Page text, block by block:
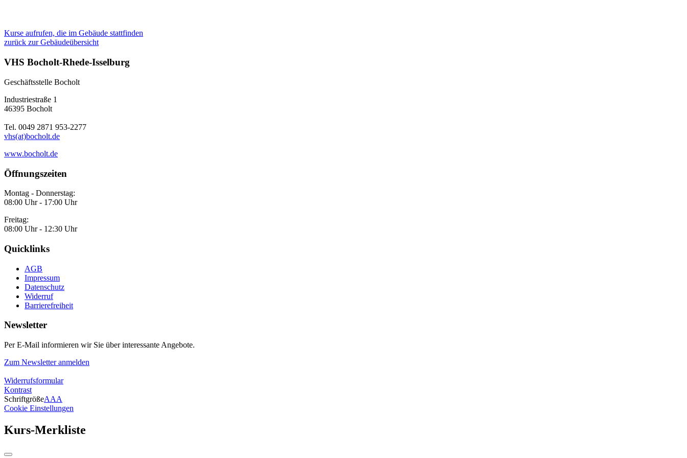
Kurse aufrufen, die im Gebäude stattfinden
zurück zur Gebäudeübersicht
VHS Bocholt-Rhede-Isselburg
Geschäftsstelle Bocholt
Industriestraße 1
46395 Bocholt
Tel. 0049 2871 953-2277
vhs(at)bocholt.de
www.bocholt.de
Öffnungszeiten
Montag - Donnerstag:
08:00 Uhr - 17:00 Uhr
Freitag:
08:00 Uhr - 12:30 Uhr
Quicklinks
AGB
Impressum
Datenschutz
Widerruf
Barrierefreiheit
Newsletter
Per E-Mail informieren wir Sie über interessante Angebote.
Zum Newsletter anmelden
Widerrufsformular
Kontrast
SchriftgrößeAAA
Cookie Einstellungen
Kurs-Merkliste